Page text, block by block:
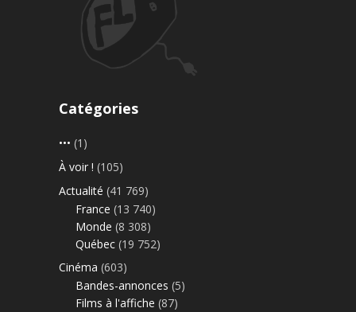
Catégories
••• (1)
À voir ! (105)
Actualité (41 769)
France (13 740)
Monde (8 308)
Québec (19 752)
Cinéma (603)
Bandes-annonces (5)
Films à l'affiche (87)